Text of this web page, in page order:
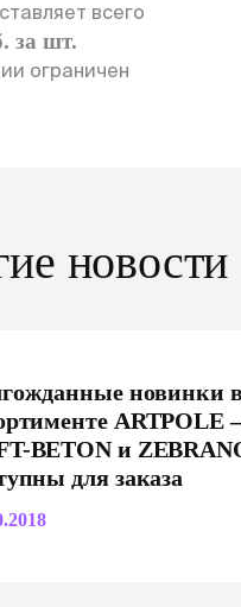
всего
за шт.
ограничен
новости
новинки
ARTPOLE
BETON и
для заказа